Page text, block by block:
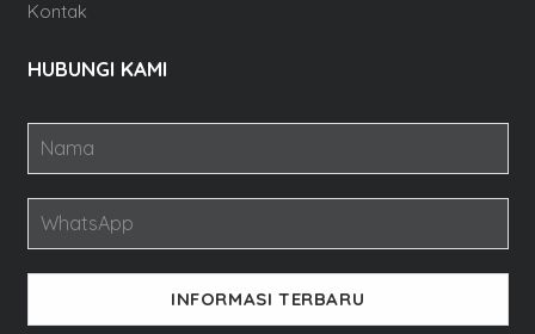
Kontak
HUBUNGI KAMI
INFORMASI TERBARU